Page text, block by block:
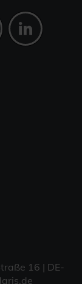
16 | DE-